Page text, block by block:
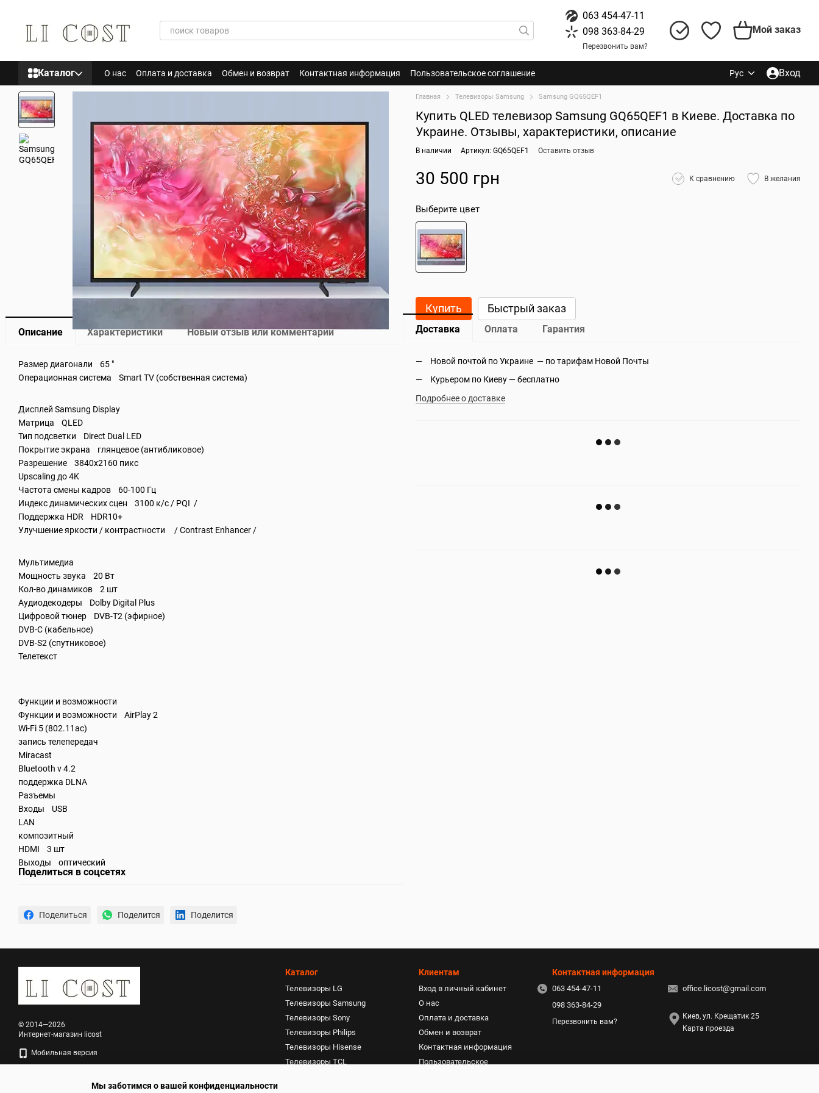
063 454-47-11
098 363-84-29
Перезвонить вам?
Мой заказ
Каталог О нас Оплата и доставка Обмен и возврат Контактная информация Пользовательское соглашение Рус Вход
Описание Характеристики Новый отзыв или комментарий
Размер диагонали 65 "
Операционная система Smart TV (собственная система)
Дисплей Samsung Display
Матрица QLED
Тип подсветки Direct Dual LED
Покрытие экрана глянцевое (антибликовое)
Разрешение 3840x2160 пикс
Upscaling до 4K
Частота смены кадров 60-100 Гц
Индекс динамических сцен 3100 к/с / PQI /
Поддержка HDR HDR10+
Улучшение яркости / контрастности / Contrast Enhancer /
Мультимедиа
Мощность звука 20 Вт
Кол-во динамиков 2 шт
Аудиодекодеры Dolby Digital Plus
Цифровой тюнер DVB-T2 (эфирное)
DVB-C (кабельное)
DVB-S2 (спутниковое)
Телетекст
Функции и возможности
Функции и возможности AirPlay 2
Wi-Fi 5 (802.11ac)
запись телепередач
Miracast
Bluetooth v 4.2
поддержка DLNA
Разъемы
Входы USB
LAN
композитный
HDMI 3 шт
Выходы оптический
Поделиться в соцсетях
Поделиться Поделится Поделится
Главная Телевизоры Samsung Samsung GQ65QEF1
Купить QLED телевизор Samsung GQ65QEF1 в Киеве. Доставка по
Украине. Отзывы, характеристики, описание
В наличии Артикул: GQ65QEF1 Оставить отзыв
30 500 грн К сравнению В желания
Выберите цвет
Купить Быстрый заказ
Доставка Оплата Гарантия
Новой почтой по Украине — по тарифам Новой Почты
Курьером по Киеву — бесплатно
Подробнее о доставке
© 2014—2026
Интернет-магазин licost
Мобильная версия
Каталог
Телевизоры LG
Телевизоры Samsung
Телевизоры Sony
Телевизоры Philips
Телевизоры Hisense
Телевизоры TCL
Клиентам
Вход в личный кабинет
О нас
Оплата и доставка
Обмен и возврат
Контактная информация
Пользовательское
Контактная информация
063 454-47-11
098 363-84-29
Перезвонить вам?
office.licost@gmail.com
Киев, ул. Крещатик 25
Карта проезда
Мы заботимся о вашей конфиденциальности